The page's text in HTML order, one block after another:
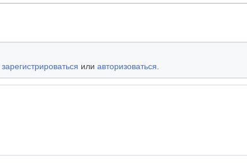
зарегистрироваться или авторизоваться